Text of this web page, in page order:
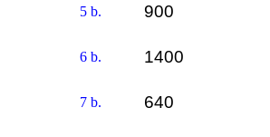
5 b. 900
6 b. 1400
7 b. 640